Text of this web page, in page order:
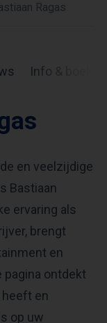
Ragas
Info &
en veelzijdige
Bastiaan
ervaring als
brengt
en
pagina ontdekt
heeft en
op uw